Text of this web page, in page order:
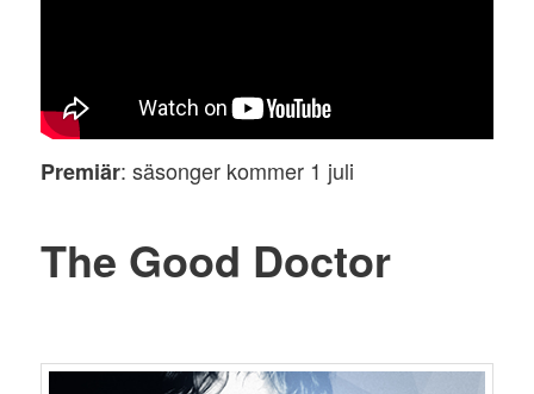
Premiär: säsonger kommer 1 juli
The Good Doctor